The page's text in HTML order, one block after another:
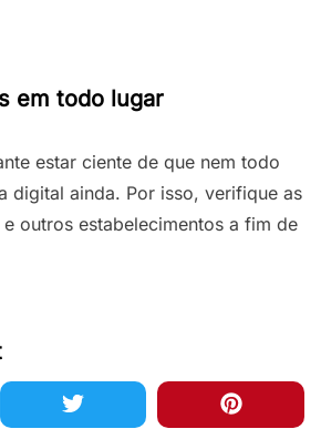
em todo lugar
estar ciente de que nem todo
digital ainda. Por isso, verifique as
outros estabelecimentos a fim de